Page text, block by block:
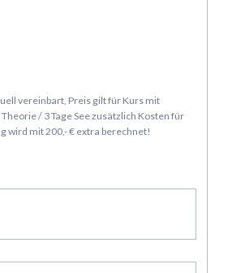
vereinbart, Preis gilt für Kurs mit
/ 3 Tage See zusätzlich Kosten für
wird mit 200,- € extra berechnet!